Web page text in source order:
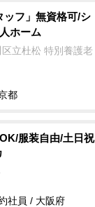
ッフ」無資格可/シ
ホーム
立杜松 特別養護老
都
服装自由/土日祝
社員 / 大阪府